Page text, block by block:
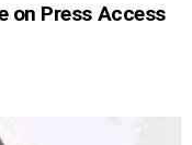
on Press Access